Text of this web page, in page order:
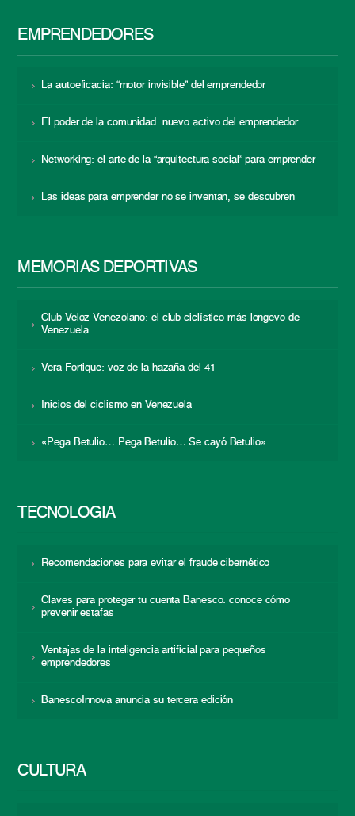
EMPRENDEDORES
La autoeficacia: “motor invisible” del emprendedor
El poder de la comunidad: nuevo activo del emprendedor
Networking: el arte de la “arquitectura social” para emprender
Las ideas para emprender no se inventan, se descubren
MEMORIAS DEPORTIVAS
Club Veloz Venezolano: el club ciclístico más longevo de
Venezuela
Vera Fortique: voz de la hazaña del 41
Inicios del ciclismo en Venezuela
«Pega Betulio… Pega Betulio… Se cayó Betulio»
TECNOLOGÍA
Recomendaciones para evitar el fraude cibernético
Claves para proteger tu cuenta Banesco: conoce cómo
prevenir estafas
Ventajas de la inteligencia artificial para pequeños
emprendedores
BanescoInnova anuncia su tercera edición
CULTURA